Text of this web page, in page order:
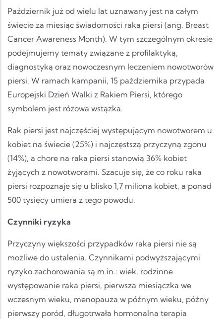
Październik już od wielu lat uznawany jest na całym
świecie za miesiąc świadomości raka piersi (ang. Breast
Cancer Awareness Month). W tym szczególnym okresie
podejmujemy tematy związane z profilaktyką,
diagnostyką oraz nowoczesnym leczeniem nowotworów
piersi. W ramach kampanii, 15 października przypada
Europejski Dzień Walki z Rakiem Piersi, którego
symbolem jest różowa wstążka.
Rak piersi jest najczęściej występującym nowotworem u
kobiet na świecie (25%) i najczęstszą przyczyną zgonu
(14%), a chore na raka piersi stanowią 36% kobiet
żyjących z nowotworami. Szacuje się, że co roku raka
piersi rozpoznaje się u blisko 1,7 miliona kobiet, a ponad
500 tysięcy umiera z tego powodu.
Czynniki ryzyka
Przyczyny większości przypadków raka piersi nie są
możliwe do ustalenia. Czynnikami podwyższającymi
ryzyko zachorowania są m.in.: wiek, rodzinne
występowanie raka piersi, pierwsza miesiączka we
wczesnym wieku, menopauza w późnym wieku, późny
pierwszy poród, długotrwała hormonalna terapia